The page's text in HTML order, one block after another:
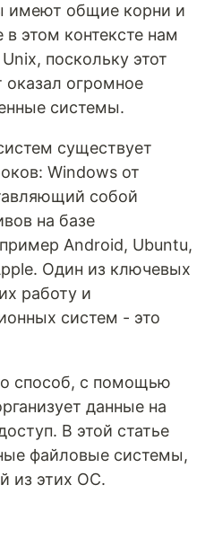
имеют общие корни и
этом контексте нам
поскольку этот
оказал огромное
системы.
существует
Windows от
собой
на базе
Android, Ubuntu,
Один из ключевых
работу и
систем - это
способ, с помощью
данные на
В этой статье
файловые системы,
из этих ОС.